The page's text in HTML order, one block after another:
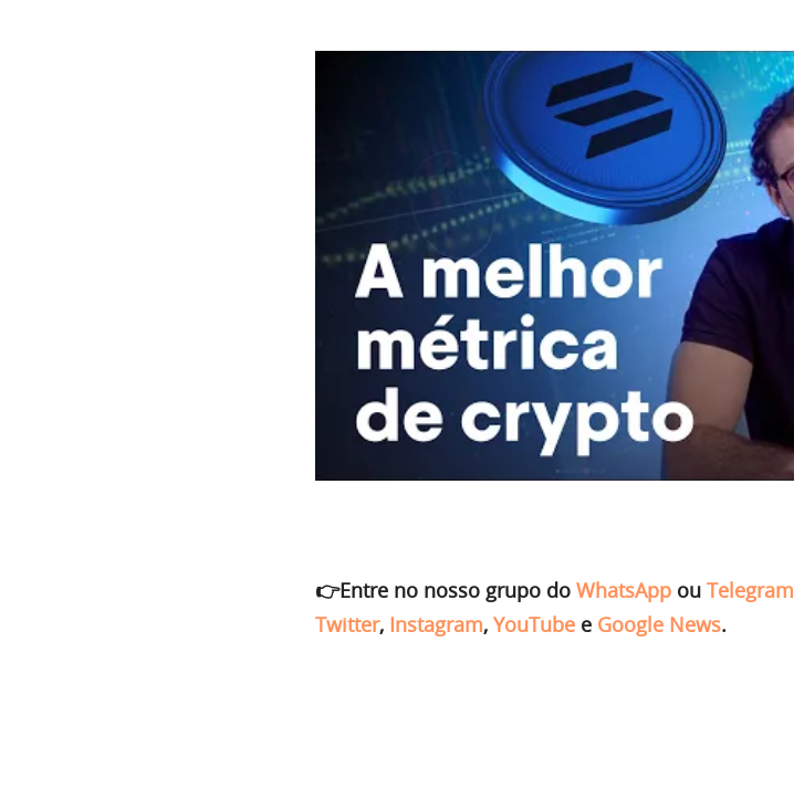
👉Entre no nosso grupo do WhatsApp ou Telegram
Twitter, Instagram, YouTube e Google News.